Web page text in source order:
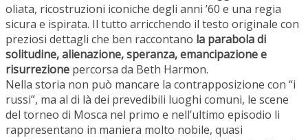
oliata, ricostruzioni iconiche degli anni ’60 e una regia
sicura e ispirata. Il tutto arricchendo il testo originale con
preziosi dettagli che ben raccontano la parabola di
solitudine, alienazione, speranza, emancipazione e
risurrezione percorsa da Beth Harmon.
Nella storia non può mancare la contrapposizione con “i
russi”, ma al di là dei prevedibili luoghi comuni, le scene
del torneo di Mosca nel primo e nell’ultimo episodio li
rappresentano in maniera molto nobile, quasi